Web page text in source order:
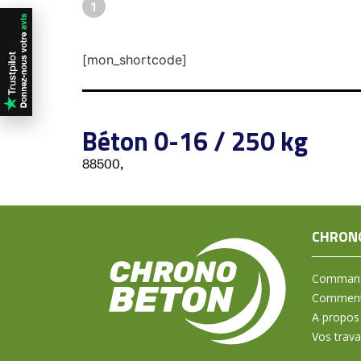
1
[mon_shortcode]
Béton 0-16 / 250 kg
88500,
A propos
Vos